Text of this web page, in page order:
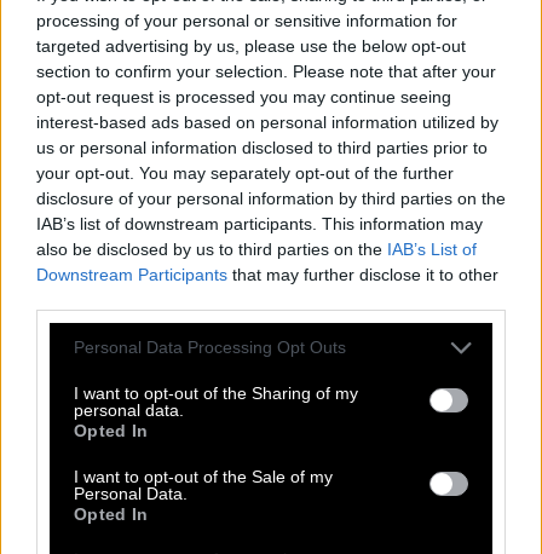
processing of your personal or sensitive information for
targeted advertising by us, please use the below opt-out
section to confirm your selection. Please note that after your
opt-out request is processed you may continue seeing
interest-based ads based on personal information utilized by
us or personal information disclosed to third parties prior to
your opt-out. You may separately opt-out of the further
disclosure of your personal information by third parties on the
IAB’s list of downstream participants. This information may
also be disclosed by us to third parties on the IAB’s List of
Downstream Participants that may further disclose it to other
Please note that this website/app uses one or more Google
not limited to your visit or usage behaviour. You may click to
grant or deny consent to Google and its third-party tags to
use your data for below specified purposes in below Google
consent section.
Personal Data Processing Opt Outs
I want to opt-out of the Sharing of my
personal data.
Opted In
I want to opt-out of the Sale of my
Personal Data.
Opted In
επανειλημμένα το συγκεκριμένο ταξίδι, τονίζοντας
πως αυτό είναι ένα κατασκεύασμα των Μυστικών
Υπηρεσιών. Όντως, δεν παρουσιάστηκε καμία
φυσική απόδειξη που να αποδεικνύει πως ο
«Ψηλός» της 17 Νοέμβρη έχει κάνει το
συγκεκριμένο ταξίδι και έχει περάσει από αυτή την
εκπαίδευση.